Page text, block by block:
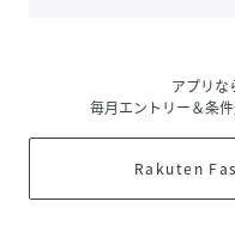
アプリな
毎月エントリー＆条件
Rakuten